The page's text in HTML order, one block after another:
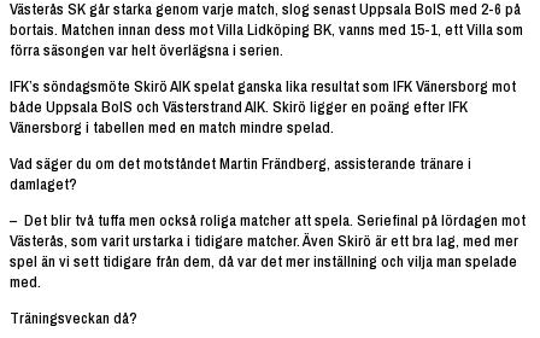
Västerås SK går starka genom varje match, slog senast Uppsala BoIS med 2-6 på
bortais. Matchen innan dess mot Villa Lidköping BK, vanns med 15-1, ett Villa som
förra säsongen var helt överlägsna i serien.
IFK’s söndagsmöte Skirö AIK spelat ganska lika resultat som IFK Vänersborg mot
både Uppsala BoIS och Västerstrand AIK. Skirö ligger en poäng efter IFK
Vänersborg i tabellen med en match mindre spelad.
Vad säger du om det motståndet Martin Frändberg, assisterande tränare i
damlaget?
– Det blir två tuffa men också roliga matcher att spela. Seriefinal på lördagen mot
Västerås, som varit urstarka i tidigare matcher. Även Skirö är ett bra lag, med mer
spel än vi sett tidigare från dem, då var det mer inställning och vilja man spelade
med.
Träningsveckan då?